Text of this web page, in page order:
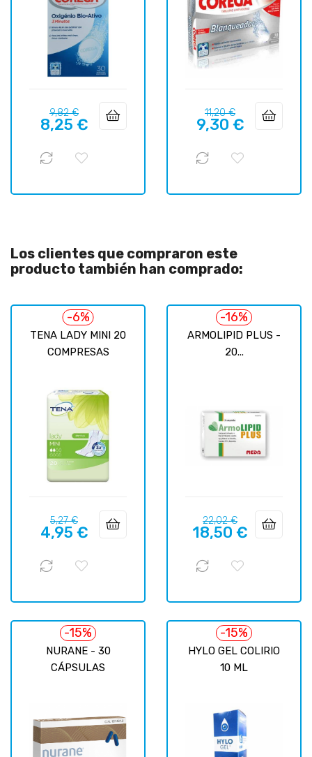
Precio
regular
9,82 €Precio
8,25 €
Precio
regular
11,20 €Precio
9,30 €
Los clientes que compraron este
producto también han comprado:
TENA LADY MINI 20
COMPRESAS
-6%
Precio
regular
5,27 €Precio
4,95 €
ARMOLIPID PLUS -
20...
-16%
Precio
regular
22,02 €Precio
18,50 €
NURANE - 30
CÁPSULAS
-15%
HYLO GEL COLIRIO
10 ML
-15%